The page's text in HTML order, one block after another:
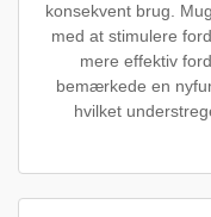
konsekvent brug.
med at stimulere
mere effektiv
bemærkede en
hvilket